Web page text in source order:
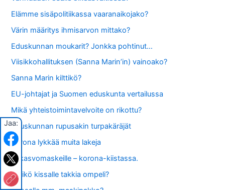
Elämme sisäpolitiikassa vaaranaikojako?
Värin määritys ihmisarvon mittako?
Eduskunnan moukarit? Jonkka pohtinut…
Viisikkohallituksen (Sanna Marin’in) vainoako?
Sanna Marin kilttikö?
EU-johtajat ja Suomen eduskunta vertailussa
Mikä yhteistoimintavelvoite on rikottu?
Eduskunnan rupusakin turpakäräjät
Korona lykkää muita lakeja
EI kasvomaskeille – korona-kiistassa.
Hiirikö kissalle takkia ompeli?
Jaa: